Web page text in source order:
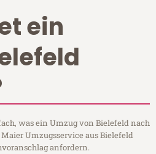
ein
was ein Umzug von Bielefeld nach
Umzugsservice aus Bielefeld
anfordern.